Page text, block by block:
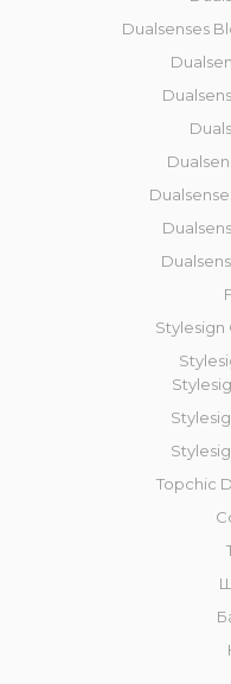
Dualsenses
Stylesign
Topchic